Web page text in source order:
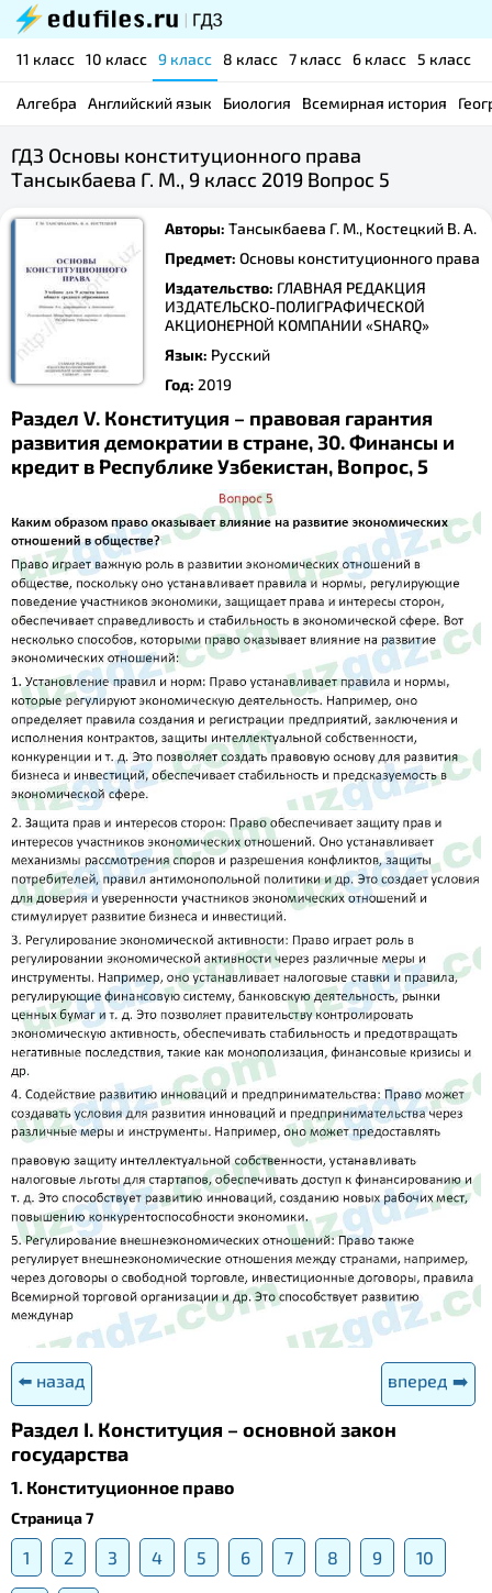
11 класс 10 класс 9 класс 8 класс 7 класс 6 класс 5 класс
Алгебра Английский язык Биология Всемирная история
ГДЗ Основы конституционного права
Тансыкбаева Г. М., 9 класс 2019 Вопрос 5
Авторы: Тансыкбаева Г. М., Костецкий В. А.
Предмет: Основы конституционного права
Издательство: ГЛАВНАЯ РЕДАКЦИЯ
ИЗДАТЕЛЬСКО-ПОЛИГРАФИЧЕСКОЙ
АКЦИОНЕРНОЙ КОМПАНИИ «SHARQ»
Язык: Русский
Год: 2019
Раздел V. Конституция – правовая гарантия
развития демократии в стране, 30. Финансы и
кредит в Республике Узбекистан, Вопрос, 5
⬅️ назад вперед ➡️
Раздел I. Конституция – основной закон
государства
1. Конституционное право
Страница 7
1 2 3 4 5 6 7 8 9 10